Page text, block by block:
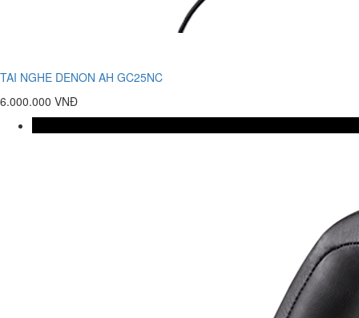
TAI NGHE DENON AH GC25NC
6.000.000 VNĐ